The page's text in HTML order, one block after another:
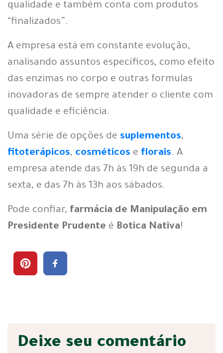
qualidade e também conta com produtos
“finalizados”.
A empresa está em constante evolução,
analisando assuntos específicos, como efeito
das enzimas no corpo e outras formulas
inovadoras de sempre atender o cliente com
qualidade e eficiência.
Uma série de opções de suplementos,
fitoterápicos, cosméticos e florais. A
empresa atende das 7h às 19h de segunda a
sexta, e das 7h às 13h aos sábados.
Pode confiar, farmácia de Manipulação em
Presidente Prudente é Botica Nativa!
Deixe seu comentário